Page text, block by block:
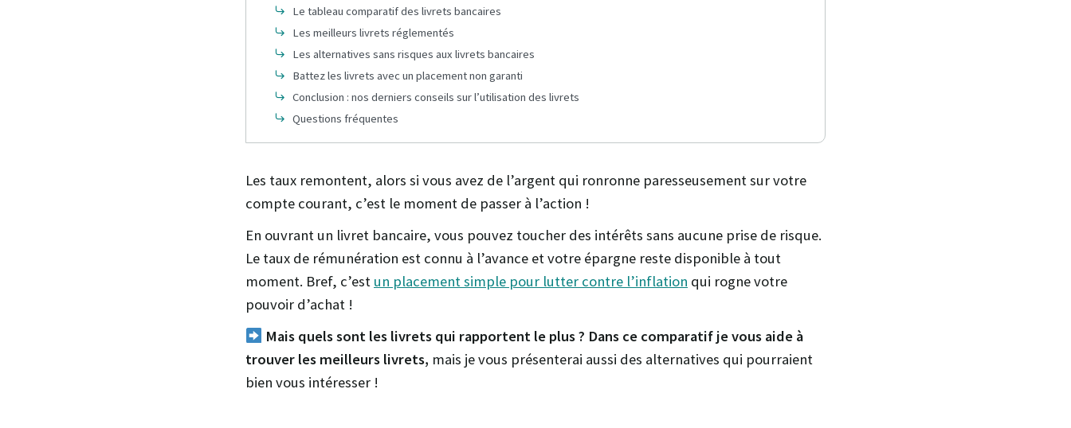
Le tableau comparatif des livrets bancaires
Les meilleurs livrets réglementés
Les alternatives sans risques aux livrets bancaires
Battez les livrets avec un placement non garanti
Conclusion : nos derniers conseils sur l’utilisation des livrets
Questions fréquentes
Les taux remontent, alors si vous avez de l’argent qui ronronne paresseusement sur votre
compte courant, c’est le moment de passer à l’action !
En ouvrant un livret bancaire, vous pouvez toucher des intérêts sans aucune prise de risque.
Le taux de rémunération est connu à l’avance et votre épargne reste disponible à tout
moment. Bref, c’est un placement simple pour lutter contre l’inflation qui rogne votre
pouvoir d’achat !
Mais quels sont les livrets qui rapportent le plus ? Dans ce comparatif je vous aide à
trouver les meilleurs livrets, mais je vous présenterai aussi des alternatives qui pourraient
bien vous intéresser !